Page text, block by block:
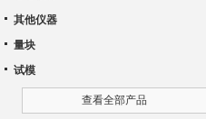
其他仪器
量块
试模
查看全部产品